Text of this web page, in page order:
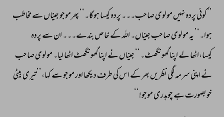
’’کوئی پردہ نہیں مولوی صاحب۔۔۔ پردہ کیسا ہوگا۔‘‘ پھرموجو جیناں سے مخاطب
ہوا۔‘’ یہ مولوی صاحب جیناں۔ اللہ کے خاص بندے۔۔۔ ان سے پردہ
کیسا،اٹھا لے اپنا گھونگھٹ۔‘‘ جیناں نے اپنا گھونگھٹ اٹھا لیا۔ مولوی صاحب
نے اپنی سرمہ لگی نظریں بھر کے اس کی طرف دیکھا اور موجو سے کہا،’’تیری بیٹی
خوبصورت ہے چوہدری موجو!‘‘